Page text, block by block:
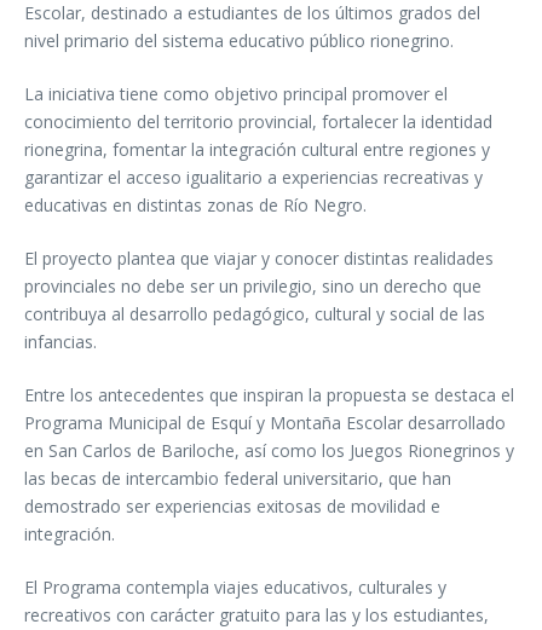
Escolar, destinado a estudiantes de los últimos grados del
nivel primario del sistema educativo público rionegrino.
La iniciativa tiene como objetivo principal promover el
conocimiento del territorio provincial, fortalecer la identidad
rionegrina, fomentar la integración cultural entre regiones y
garantizar el acceso igualitario a experiencias recreativas y
educativas en distintas zonas de Río Negro.
El proyecto plantea que viajar y conocer distintas realidades
provinciales no debe ser un privilegio, sino un derecho que
contribuya al desarrollo pedagógico, cultural y social de las
infancias.
Entre los antecedentes que inspiran la propuesta se destaca el
Programa Municipal de Esquí y Montaña Escolar desarrollado
en San Carlos de Bariloche, así como los Juegos Rionegrinos y
las becas de intercambio federal universitario, que han
demostrado ser experiencias exitosas de movilidad e
integración.
El Programa contempla viajes educativos, culturales y
recreativos con carácter gratuito para las y los estudiantes,